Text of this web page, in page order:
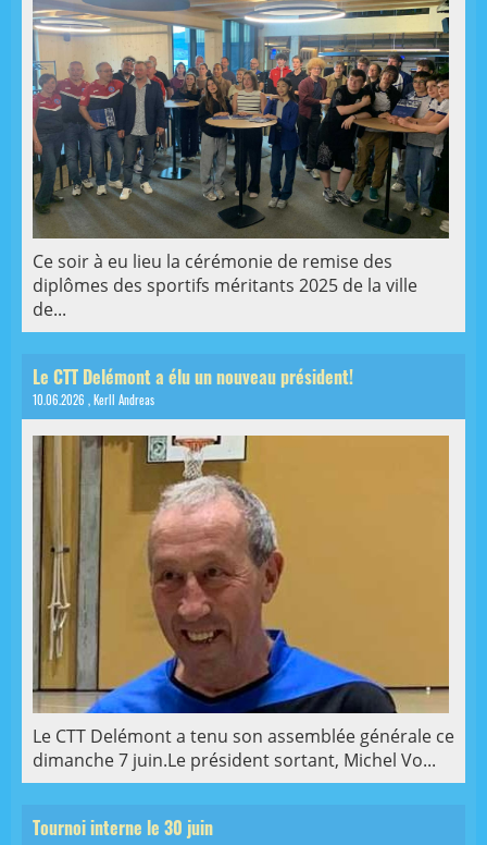
Ce soir à eu lieu la cérémonie de remise des
diplômes des sportifs méritants 2025 de la ville
de...
Le CTT Delémont a élu un nouveau président!
10.06.2026 , Kerll Andreas
Le CTT Delémont a tenu son assemblée générale ce
dimanche 7 juin.Le président sortant, Michel Vo...
Tournoi interne le 30 juin